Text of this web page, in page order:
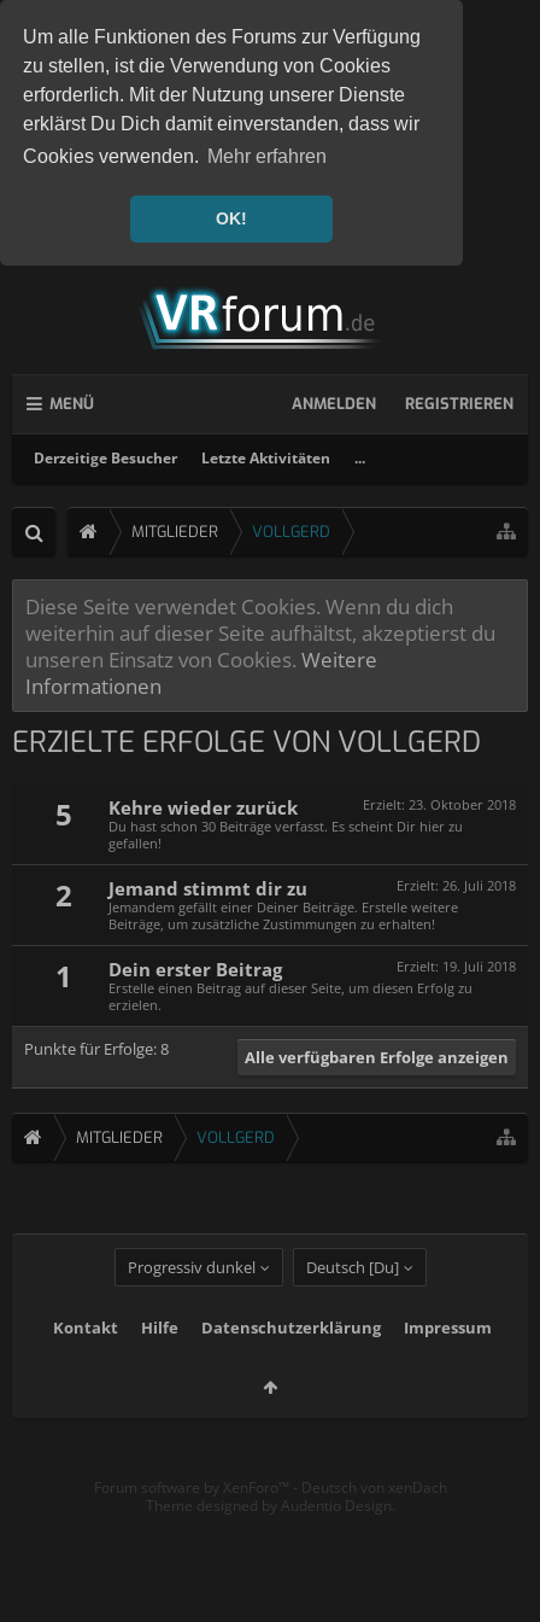
Um alle Funktionen des Forums zur Verfügung
zu stellen, ist die Verwendung von Cookies
erforderlich. Mit der Nutzung unserer Dienste
erklärst Du Dich damit einverstanden, dass wir
Cookies verwenden. Mehr erfahren
OK!
MENÜ
Derzeitige Besucher Letzte Aktivitäten ...
ANMELDEN REGISTRIEREN
MITGLIEDER VOLLGERD
Diese Seite verwendet Cookies. Wenn du dich
weiterhin auf dieser Seite aufhältst, akzeptierst du
unseren Einsatz von Cookies. Weitere
Informationen
ERZIELTE ERFOLGE VON VOLLGERD
5 Erzielt: 23. Oktober 2018
Kehre wieder zurück
Du hast schon 30 Beiträge verfasst. Es scheint Dir hier zu
gefallen!
2 Erzielt: 26. Juli 2018
Jemand stimmt dir zu
Jemandem gefällt einer Deiner Beiträge. Erstelle weitere
Beiträge, um zusätzliche Zustimmungen zu erhalten!
1 Erzielt: 19. Juli 2018
Dein erster Beitrag
Erstelle einen Beitrag auf dieser Seite, um diesen Erfolg zu
erzielen.
Punkte für Erfolge: 8 Alle verfügbaren Erfolge anzeigen
MITGLIEDER VOLLGERD
Progressiv dunkel Deutsch [Du]
Kontakt Hilfe Datenschutzerklärung Impressum
Forum software by XenForo™ - Deutsch von xenDach
Theme designed by Audentio Design.